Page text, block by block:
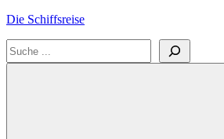
Zum
springen
Die Schiffsreise
Literatur-
Suchen